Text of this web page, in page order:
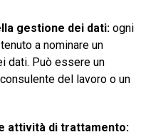
gestione dei dati: ogni
a nominare un
dati. Può essere un
del lavoro o un
attività di trattamento: